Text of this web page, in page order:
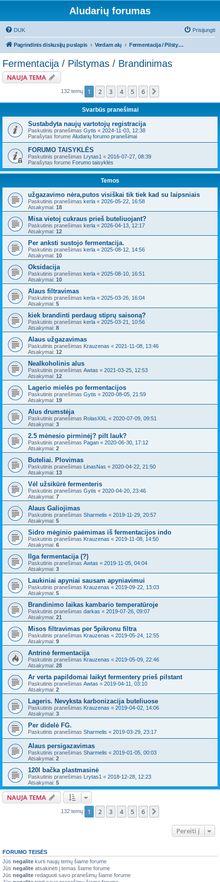
Aludarių forumas
DUK Prisijungti
Pagrindinis diskusijų puslapis Verdam alų Fermentacija / Pilstymas / Brandinimas
Fermentacija / Pilstymas / Brandinimas
NAUJA TEMA
132 temų 1 2 3 4 5 6
Svarbūs pranešimai
Sustabdyta naujų vartotojų registracija
Paskutinis pranešimas Gytis « 2024-11-03, 12:38
Parašytas forume Aludarių forumo pranešimai
FORUMO TAISYKLĖS
Paskutinis pranešimas Lrytas1 « 2016-07-27, 08:39
Parašytas forume Forumo taisyklės
Temos
užgazavimo nėra,putos visiškai tik tiek kad su laipsniais
Paskutinis pranešimas kerla « 2026-05-22, 16:58
Atsakymai: 18
Misa vietoj cukraus prieš buteliuojant?
Paskutinis pranešimas kerla « 2026-04-13, 12:17
Atsakymai: 12
Per anksti sustojo fermentacija.
Paskutinis pranešimas kerla « 2025-08-12, 14:56
Atsakymai: 10
Oksidacija
Paskutinis pranešimas kerla « 2025-08-10, 16:51
Atsakymai: 10
Alaus filtravimas
Paskutinis pranešimas kerla « 2025-03-26, 16:04
Atsakymai: 5
kiek brandinti perdaug stiprų saisoną?
Paskutinis pranešimas kerla « 2025-03-21, 10:56
Atsakymai: 8
Alaus užgazavimas
Paskutinis pranešimas Krauzenas « 2021-11-08, 13:46
Atsakymai: 12
Nealkoholinis alus
Paskutinis pranešimas Awtas « 2021-03-25, 12:53
Atsakymai: 12
Lagerio mielės po fermentacijos
Paskutinis pranešimas Gytis « 2020-08-05, 21:59
Atsakymai: 19
Alus drumstėja
Paskutinis pranešimas RolasXXL « 2020-07-09, 09:51
Atsakymai: 3
2.5 mėnesio pirminėj? pilt lauk?
Paskutinis pranešimas Pagan « 2020-06-30, 17:12
Atsakymai: 2
Buteliai. Plovimas
Paskutinis pranešimas LinasNas « 2020-04-22, 21:50
Atsakymai: 13
Vėl užsikūrė fermenteris
Paskutinis pranešimas Gytis « 2020-04-20, 23:46
Atsakymai: 7
Alaus Galiojimas
Paskutinis pranešimas Sharmelis « 2019-11-29, 20:57
Atsakymai: 5
Sidro mėginio paėmimas iš fermentacijos indo
Paskutinis pranešimas Krauzenas « 2019-11-08, 14:50
Atsakymai: 6
Ilga fermentacija (?)
Paskutinis pranešimas Awtas « 2019-11-05, 04:04
Atsakymai: 3
Laukiniai apyniai sausam apyniavimui
Paskutinis pranešimas Krauzenas « 2019-09-22, 13:03
Atsakymai: 5
Brandinimo laikas kambario temperatūroje
Paskutinis pranešimas darkas « 2019-07-26, 09:07
Atsakymai: 21
Misos filtravimas per 5pikronu filtra
Paskutinis pranešimas Krauzenas « 2019-05-24, 12:55
Atsakymai: 9
Antrinė fermentacija
Paskutinis pranešimas Krauzenas « 2019-05-09, 22:46
Atsakymai: 28
Ar verta papildomai laikyt fermentery prieš pilstant
Paskutinis pranešimas Awtas « 2019-04-11, 03:10
Atsakymai: 2
Lageris. Nevyksta karbonizacija buteliuose
Paskutinis pranešimas Krauzenas « 2019-04-02, 14:06
Atsakymai: 3
Per didelė FG.
Paskutinis pranešimas Sharmelis « 2019-03-29, 23:17
Alaus persigazavimas
Paskutinis pranešimas Sharmelis « 2019-01-05, 00:03
Atsakymai: 2
120l bačka plastmasinė
Paskutinis pranešimas Lrytas1 « 2018-12-28, 12:23
Atsakymai: 5
NAUJA TEMA
132 temų 1 2 3 4 5 6
Pereiti į
FORUMO TEISĖS
Jūs negalite kurti naujų temų šiame forume
Jūs negalite atsakinėti į temas šiame forume
Jūs negalite redaguoti savo pranešimų šiame forume